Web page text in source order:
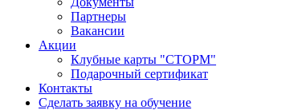
Партнеры
Вакансии
Акции
Клубные карты "СТОРМ"
Подарочный сертификат
Контакты
Сделать заявку на обучение